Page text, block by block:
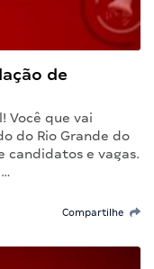
de
Você que vai
do Rio Grande do
candidatos e vagas.
Compartilhe